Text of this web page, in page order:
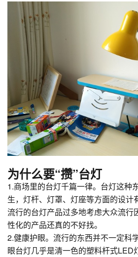
为什么要“攒”台灯
1.商场里的台灯千篇一律。台灯这种
生，灯杆、灯罩、灯座等方面的设计
流行的台灯产品过多地考虑大众流行
性化的产品还真的不好找。
2.健康护眼。流行的东西并不一定科
眼台灯几乎是清一色的塑料杆式LED